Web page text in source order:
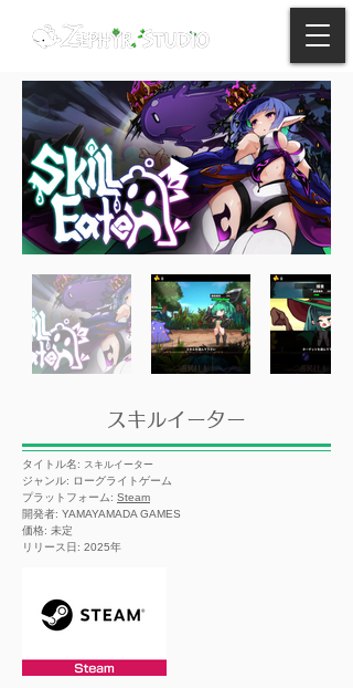
スキルイーター
タイトル名: スキルイーター
ジャンル: ローグライトゲーム
プラットフォーム: Steam
開発者: YAMAYAMADA GAMES
価格: 未定
​リリース日: 2025年